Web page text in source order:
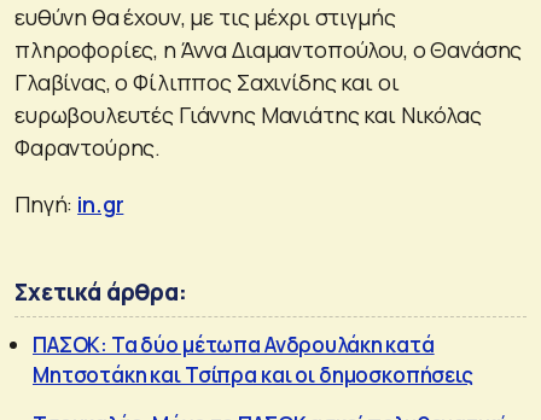
ευθύνη θα έχουν, με τις μέχρι στιγμής
πληροφορίες, η Άννα Διαμαντοπούλου, ο Θανάσης
Γλαβίνας, ο Φίλιππος Σαχινίδης και οι
ευρωβουλευτές Γιάννης Μανιάτης και Νικόλας
Φαραντούρης.
Πηγή: in.gr
Σχετικά άρθρα:
ΠΑΣΟΚ: Τα δύο μέτωπα Ανδρουλάκη κατά
Μητσοτάκη και Τσίπρα και οι δημοσκοπήσεις